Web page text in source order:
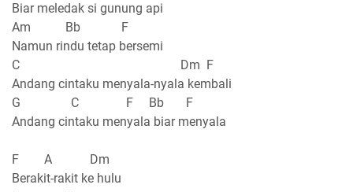
Biar meledak si gunung api
Am Bb F
Namun rindu tetap bersemi
C Dm F
Andang cintaku menyala-nyala kembali
G C F Bb F
Andang cintaku menyala biar menyala
F A Dm
Berakit-rakit ke hulu